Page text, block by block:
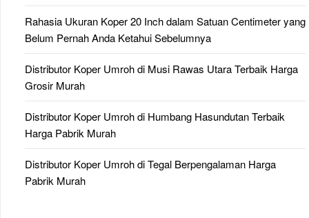
Rahasia Ukuran Koper 20 Inch dalam Satuan Centimeter yang
Belum Pernah Anda Ketahui Sebelumnya
Distributor Koper Umroh di Musi Rawas Utara Terbaik Harga
Grosir Murah
Distributor Koper Umroh di Humbang Hasundutan Terbaik
Harga Pabrik Murah
Distributor Koper Umroh di Tegal Berpengalaman Harga
Pabrik Murah